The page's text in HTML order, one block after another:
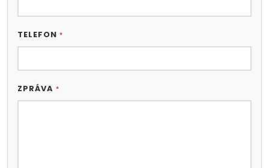
TELEFON *
ZPRÁVA *